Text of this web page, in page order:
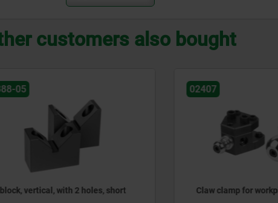
customers also bought
with 2 holes, short Claw clamp for workpiece stabiliser